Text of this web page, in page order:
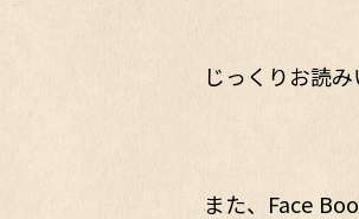
じっくりお読
また、Face